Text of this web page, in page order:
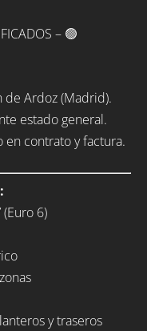
– 🟢
de Ardoz (Madrid).
estado general.
contrato y factura.
6)
y traseros